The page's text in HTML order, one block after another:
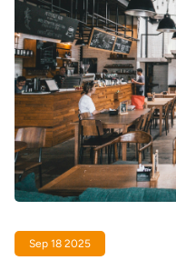
Sep 18 2025